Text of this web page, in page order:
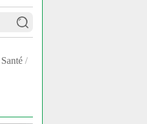
Santé /